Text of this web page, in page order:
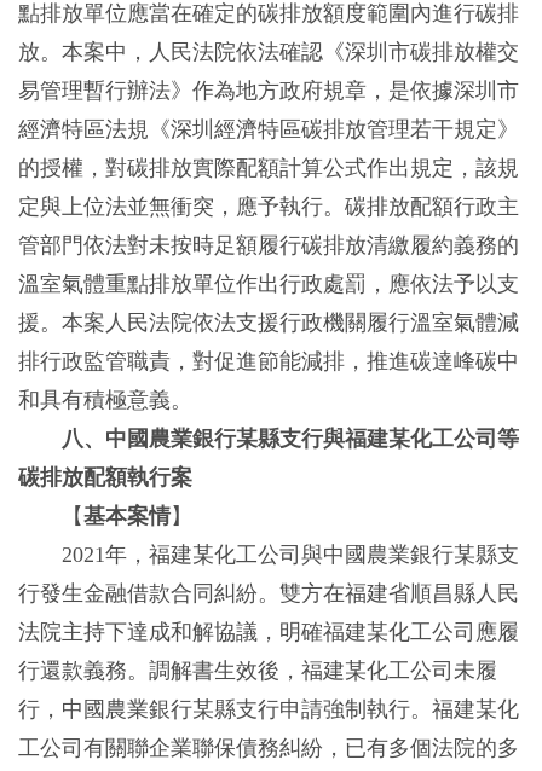
點排放單位應當在確定的碳排放額度範圍內進行碳排
放。本案中，人民法院依法確認《深圳市碳排放權交
易管理暫行辦法》作為地方政府規章，是依據深圳市
經濟特區法規《深圳經濟特區碳排放管理若干規定》
的授權，對碳排放實際配額計算公式作出規定，該規
定與上位法並無衝突，應予執行。碳排放配額行政主
管部門依法對未按時足額履行碳排放清繳履約義務的
溫室氣體重點排放單位作出行政處罰，應依法予以支
援。本案人民法院依法支援行政機關履行溫室氣體減
排行政監管職責，對促進節能減排，推進碳達峰碳中
和具有積極意義。
八、中國農業銀行某縣支行與福建某化工公司等
碳排放配額執行案
【基本案情】
2021年，福建某化工公司與中國農業銀行某縣支
行發生金融借款合同糾紛。雙方在福建省順昌縣人民
法院主持下達成和解協議，明確福建某化工公司應履
行還款義務。調解書生效後，福建某化工公司未履
行，中國農業銀行某縣支行申請強制執行。福建某化
工公司有關聯企業聯保債務糾紛，已有多個法院的多